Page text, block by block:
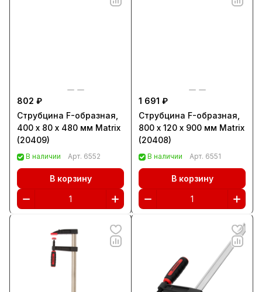
802 ₽
Струбцина F-образная,
400 х 80 х 480 мм Matrix
(20409)
В наличии Арт. 6552
В корзину
1 691 ₽
Струбцина F-образная,
800 х 120 х 900 мм Matrix
(20408)
В наличии Арт. 6551
В корзину